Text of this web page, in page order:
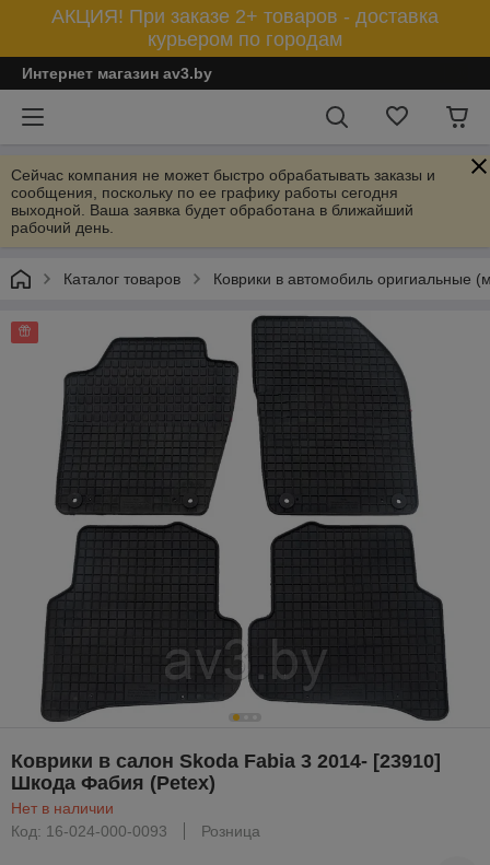
АКЦИЯ! При заказе 2+ товаров - доставка
курьером по городам
Интернет магазин av3.by
Сейчас компания не может быстро обрабатывать заказы и
сообщения, поскольку по ее графику работы сегодня
выходной. Ваша заявка будет обработана в ближайший
рабочий день.
Каталог товаров Коврики в автомобиль оригиальные
Коврики в салон Skoda Fabia 3 2014- [23910]
Шкода Фабия (Petex)
Нет в наличии
Код: 16-024-000-0093
Розница